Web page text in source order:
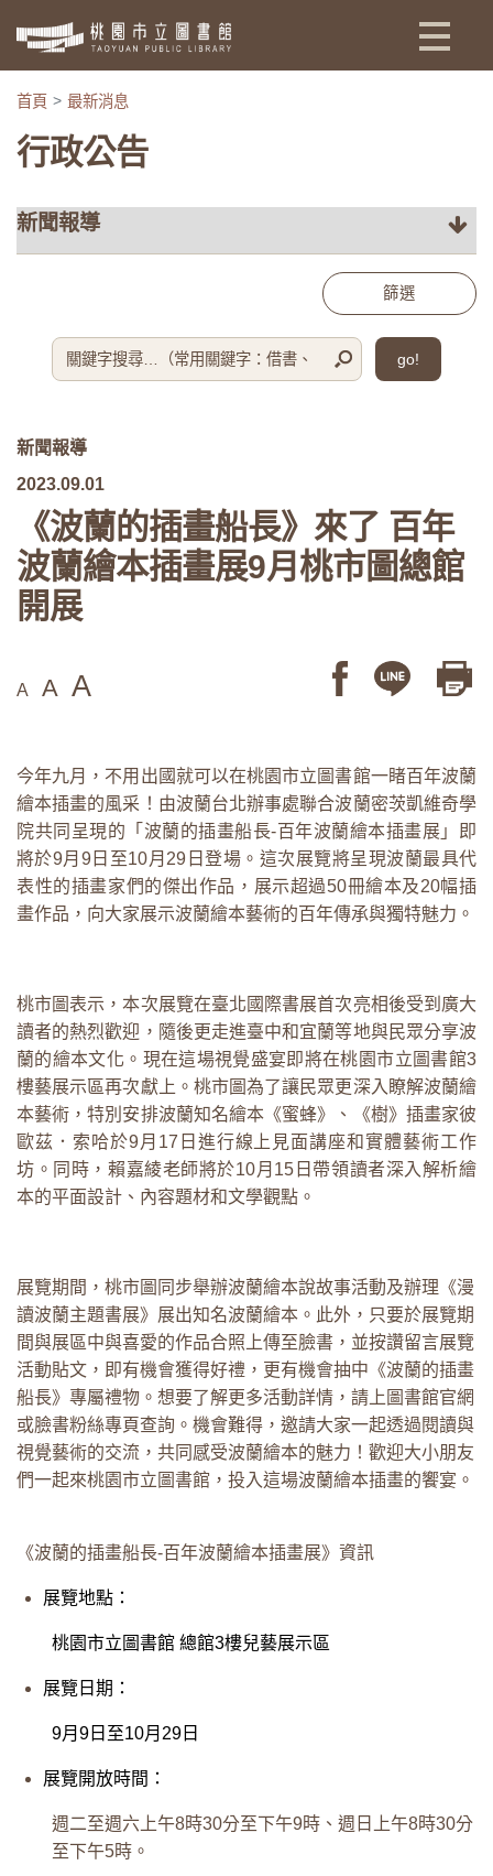
:::
首頁 最新消息
行政公告
篩選
go!
新聞報導
2023.09.01
《波蘭的插畫船長》來了 百年
波蘭繪本插畫展9月桃市圖總館
開展
A A A
今年九月，不用出國就可以在桃園市立圖書館一睹百年波蘭
繪本插畫的風采！由波蘭台北辦事處聯合波蘭密茨凱維奇學
院共同呈現的「波蘭的插畫船長-百年波蘭繪本插畫展」即
將於9月9日至10月29日登場。這次展覽將呈現波蘭最具代
表性的插畫家們的傑出作品，展示超過50冊繪本及20幅插
畫作品，向大家展示波蘭繪本藝術的百年傳承與獨特魅力。
桃市圖表示，本次展覽在臺北國際書展首次亮相後受到廣大
讀者的熱烈歡迎，隨後更走進臺中和宜蘭等地與民眾分享波
蘭的繪本文化。現在這場視覺盛宴即將在桃園市立圖書館3
樓藝展示區再次獻上。桃市圖為了讓民眾更深入瞭解波蘭繪
本藝術，特別安排波蘭知名繪本《蜜蜂》、《樹》插畫家彼
歐茲．索哈於9月17日進行線上見面講座和實體藝術工作
坊。同時，賴嘉綾老師將於10月15日帶領讀者深入解析繪
本的平面設計、內容題材和文學觀點。
展覽期間，桃市圖同步舉辦波蘭繪本說故事活動及辦理《漫
讀波蘭主題書展》展出知名波蘭繪本。此外，只要於展覽期
間與展區中與喜愛的作品合照上傳至臉書，並按讚留言展覽
活動貼文，即有機會獲得好禮，更有機會抽中《波蘭的插畫
船長》專屬禮物。想要了解更多活動詳情，請上圖書館官網
或臉書粉絲專頁查詢。機會難得，邀請大家一起透過閱讀與
視覺藝術的交流，共同感受波蘭繪本的魅力！歡迎大小朋友
們一起來桃園市立圖書館，投入這場波蘭繪本插畫的饗宴。
《波蘭的插畫船長-百年波蘭繪本插畫展》資訊
展覽地點：
桃園市立圖書館 總館3樓兒藝展示區
展覽日期：
9月9日至10月29日
展覽開放時間：
週二至週六上午8時30分至下午9時、週日上午8時30分
至下午5時。